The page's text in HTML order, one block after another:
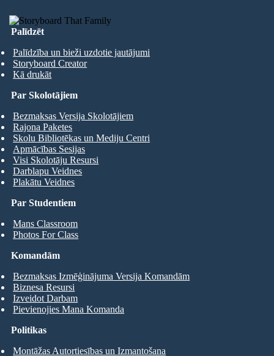
Palīdzēt
Palīdzība un bieži uzdotie jautājumi
Storyboard Creator
Kā drukāt
Par Studentiem
Mans Classroom
Photos For Class
Par Skolotājiem
Bezmaksas Versija Skolotājiem
Rajona Paketes
Skolu Bibliotēkas un Mediju Centri
Apmācības Sesijas
Visi Skolotāju Resursi
Darblapu Veidnes
Plakātu Veidnes
Komandām
Bezmaksas Izmēģinājuma Versija Komandām
Biznesa Resursi
Izveidot Darbam
Pievienojies Mana Komanda
Politikas
Montāžas Autortiesības un Izmantošana